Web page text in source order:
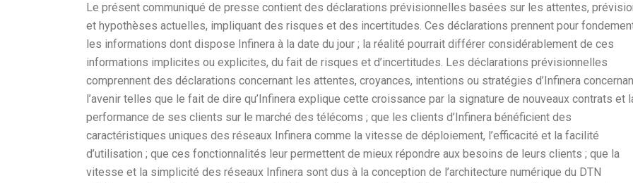
Le présent communiqué de presse contient des déclarations prévisionnelles basées sur les attentes,
et hypothèses actuelles, impliquant des risques et des incertitudes. Ces déclarations prennent pour
les informations dont dispose Infinera à la date du jour ; la réalité pourrait différer considérablement de ces
informations implicites ou explicites, du fait de risques et d’incertitudes. Les déclarations prévisionnelles
comprennent des déclarations concernant les attentes, croyances, intentions ou stratégies d’Infinera
l’avenir telles que le fait de dire qu’Infinera explique cette croissance par la signature de nouveaux contrats et
performance de ses clients sur le marché des télécoms ; que les clients d’Infinera bénéficient des
caractéristiques uniques des réseaux Infinera comme la vitesse de déploiement, l’efficacité et la facilité
d’utilisation ; que ces fonctionnalités leur permettent de mieux répondre aux besoins de leurs clients ; que la
vitesse et la simplicité des réseaux Infinera sont dus à la conception de l’architecture numérique du DTN